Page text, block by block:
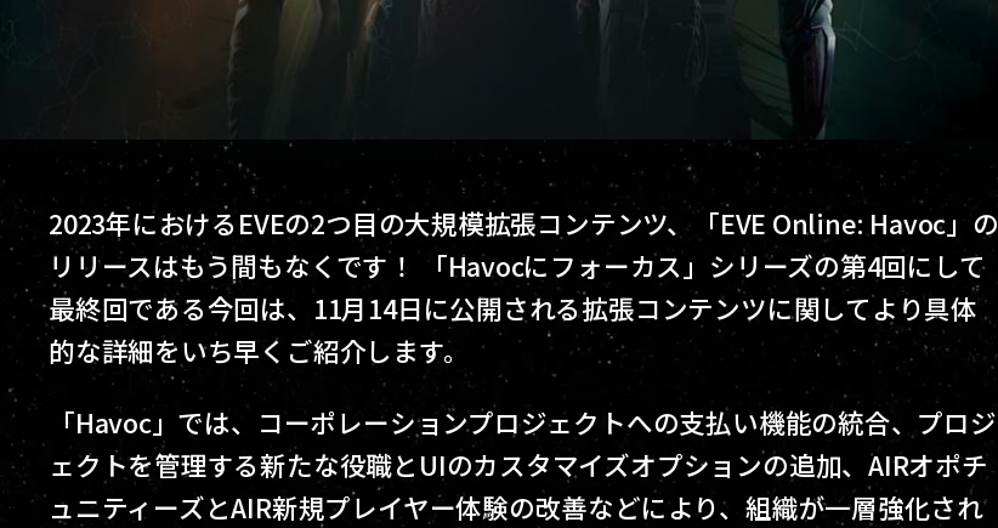
2023年におけるEVEの2つ目の大規模拡張コンテンツ、「EVE Online: Havoc」の
リリースはもう間もなくです！ 「Havocにフォーカス」シリーズの第4回にして
最終回である今回は、11月14日に公開される拡張コンテンツに関してより具体
的な詳細をいち早くご紹介します。
「Havoc」では、コーポレーションプロジェクトへの支払い機能の統合、プロジ
ェクトを管理する新たな役職とUIのカスタマイズオプションの追加、AIRオポチ
ュニティーズとAIR新規プレイヤー体験の改善などにより、組織が一層強化され